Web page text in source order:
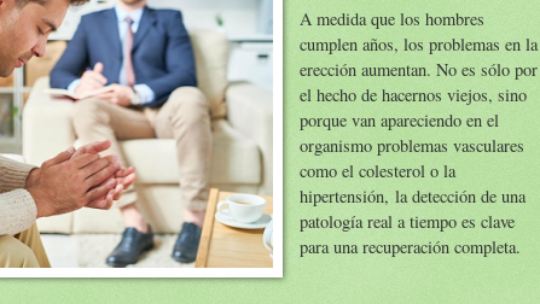
A medida que los hombres
cumplen años, los problemas en la
erección aumentan. No es sólo por
el hecho de hacernos viejos, sino
porque van apareciendo en el
organismo problemas vasculares
como el colesterol o la
hipertensión, la detección de una
patología real a tiempo es clave
para una recuperación completa.